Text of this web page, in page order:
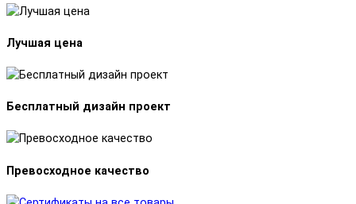
Лучшая цена
Бесплатный дизайн проект
Превосходное качество